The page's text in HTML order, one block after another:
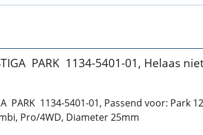
PARK 1134-5401-01, Helaas
PARK 1134-5401-01, Passend voor: Park
Pro/4WD, Diameter 25mm